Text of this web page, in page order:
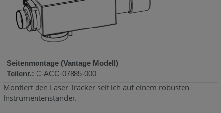
Seitenmontage (Vantage Modell)
Teilenr.: C-ACC-07885-000
Montiert den Laser Tracker seitlich auf einem robusten
Instrumentenständer.